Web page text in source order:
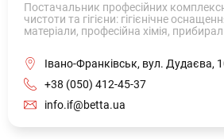
Постачальник професійних
чистоти та гігієни: гігієнічне
матеріали, професійна хімія,
Івано-Франківськ, вул. Дудаєва,
+38 (050) 412-45-37
info.if@betta.ua